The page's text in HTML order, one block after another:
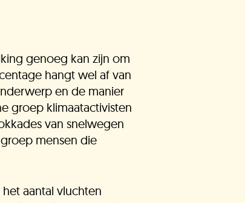
genoeg kan zijn om
hangt wel af van
en de manier
groep klimaatactivisten
van snelwegen
mensen die
aantal vluchten